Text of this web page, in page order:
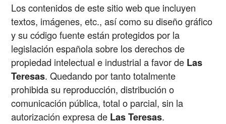
Los contenidos de este sitio web que incluyen
textos, imágenes, etc., así como su diseño gráfico
y su código fuente están protegidos por la
legislación española sobre los derechos de
propiedad intelectual e industrial a favor de Las
Teresas. Quedando por tanto totalmente
prohibida su reproducción, distribución o
comunicación pública, total o parcial, sin la
autorización expresa de Las Teresas.